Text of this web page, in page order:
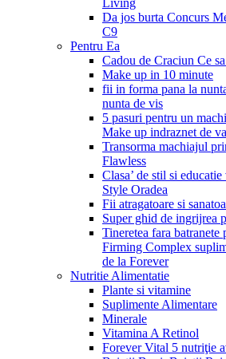
Living
Da jos burta Concurs
C9
Pentru Ea
Cadou de Craciun Ce
Make up in 10 minute
fii in forma pana la
nunta de vis
5 pasuri pentru un
Make up indraznet de
Transorma machiajul
Flawless
Clasa’ de stil si
Style Oradea
Fii atragatoare si
Super ghid de ingrijrea
Tineretea fara
Firming Complex
de la Forever
Nutritie Alimentatie
Plante si vitamine
Suplimente Alimentare
Minerale
Vitamina A Retinol
Forever Vital 5 nutriţie